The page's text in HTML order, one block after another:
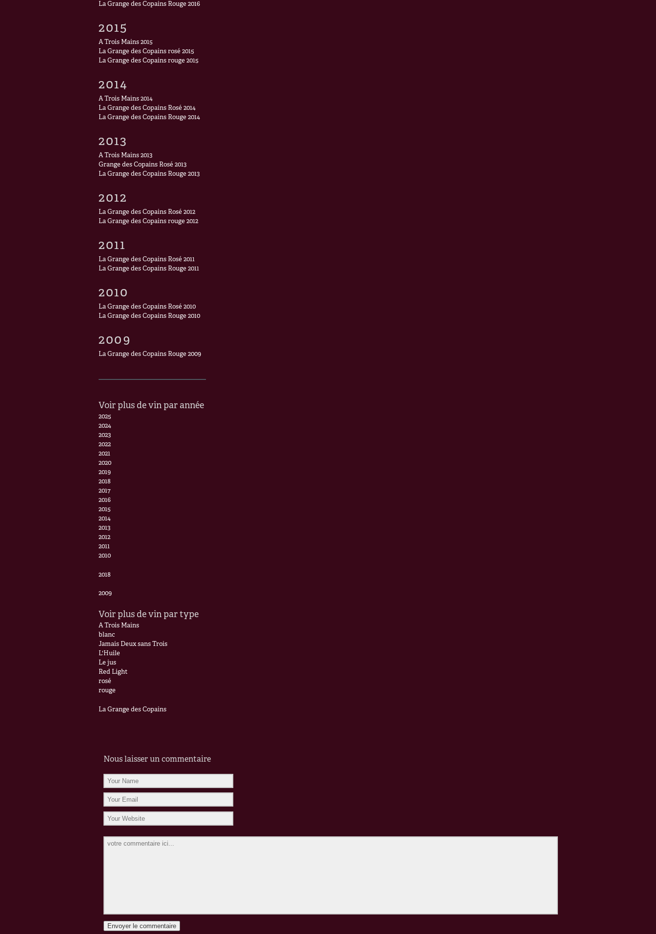
La Grange des Copains Rouge 2016
2015
A Trois Mains 2015
La Grange des Copains rosé 2015
La Grange des Copains rouge 2015
2014
A Trois Mains 2014
La Grange des Copains Rosé 2014
La Grange des Copains Rouge 2014
2013
A Trois Mains 2013
Grange des Copains Rosé 2013
La Grange des Copains Rouge 2013
2012
La Grange des Copains Rosé 2012
La Grange des Copains rouge 2012
2011
La Grange des Copains Rosé 2011
La Grange des Copains Rouge 2011
2010
La Grange des Copains Rosé 2010
La Grange des Copains Rouge 2010
2009
La Grange des Copains Rouge 2009
Voir plus de vin par année
2025
2024
2023
2022
2021
2020
2019
2018
2017
2016
2015
2014
2013
2012
2011
2010
2018
2009
Voir plus de vin par type
A Trois Mains
blanc
Jamais Deux sans Trois
L'Huile
Le jus
Red Light
rosé
rouge
La Grange des Copains
Nous laisser un commentaire